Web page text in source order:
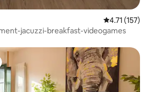
4.71 out of 5
4.71 (157)
jacuzzi-breakfast-videogames